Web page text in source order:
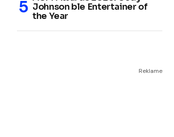
Johnson ble Entertainer of
the Year
Reklame